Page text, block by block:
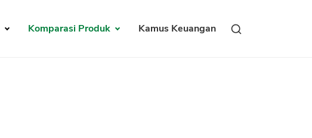
Komparasi Produk Kamus Keuangan